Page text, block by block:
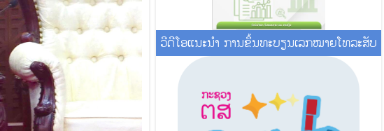
ວີດີໂອແນະນໍາ ການຂຶ້ນທະບຽນເລກໝາຍໂທລະສັບ